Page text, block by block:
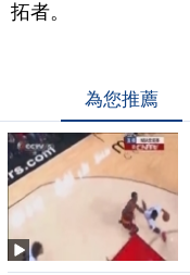
拓者。
為您推薦